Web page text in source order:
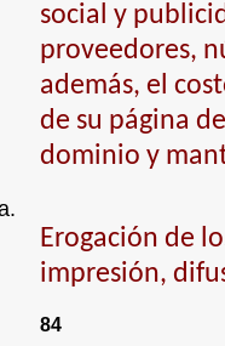
social y
proveedores,
además, el
de su página
dominio y
Erogación de
impresión,
84